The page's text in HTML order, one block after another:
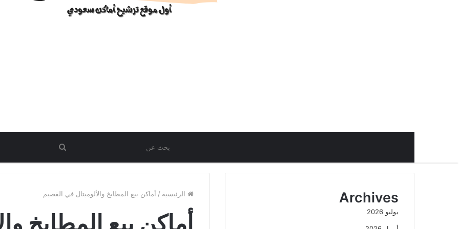
الرئيسية / أماكن بيع المطابخ والألوميتال في القصيم
أماكن بيع المطابخ
Archives
يوليو 2026